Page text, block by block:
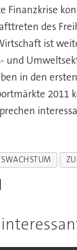
Finanzkrise
des
ist
und
in den